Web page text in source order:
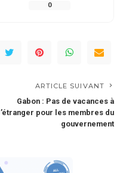
0
ARTICLE SUIVANT
Gabon : Pas de vacances à
l’étranger pour les membres du
gouvernement